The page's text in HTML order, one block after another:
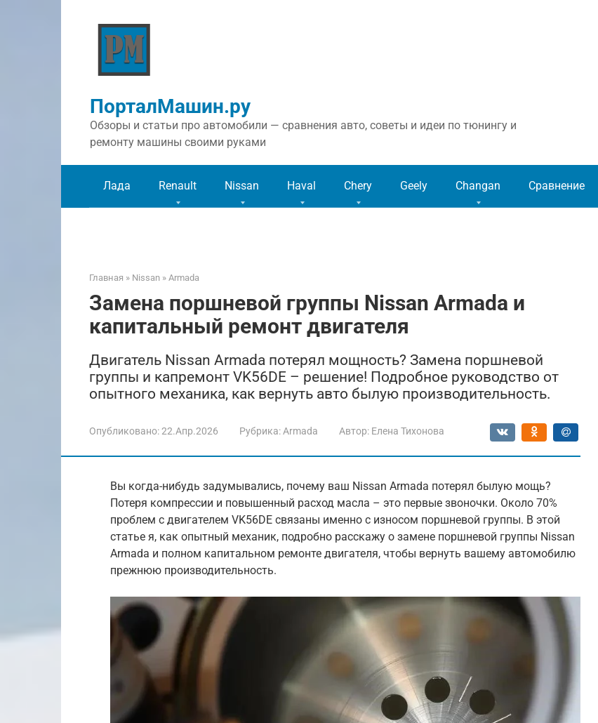
ПорталМашин.ру
Обзоры и статьи про автомобили — сравнения авто, советы и идеи по тюнингу и
ремонту машины своими руками
Лада Renault Nissan Haval Chery Geely Changan Сравнение
Главная » Nissan » Armada
Замена поршневой группы Nissan Armada и
капитальный ремонт двигателя
Двигатель Nissan Armada потерял мощность? Замена поршневой
группы и капремонт VK56DE – решение! Подробное руководство от
опытного механика, как вернуть авто былую производительность.
Опубликовано:22.Апр.2026 Рубрика: Armada Автор: Елена Тихонова
Вы когда-нибудь задумывались, почему ваш Nissan Armada потерял былую мощь?
Потеря компрессии и повышенный расход масла – это первые звоночки. Около 70%
проблем с двигателем VK56DE связаны именно с износом поршневой группы. В этой
статье я, как опытный механик, подробно расскажу о замене поршневой группы Nissan
Armada и полном капитальном ремонте двигателя, чтобы вернуть вашему автомобилю
прежнюю производительность.